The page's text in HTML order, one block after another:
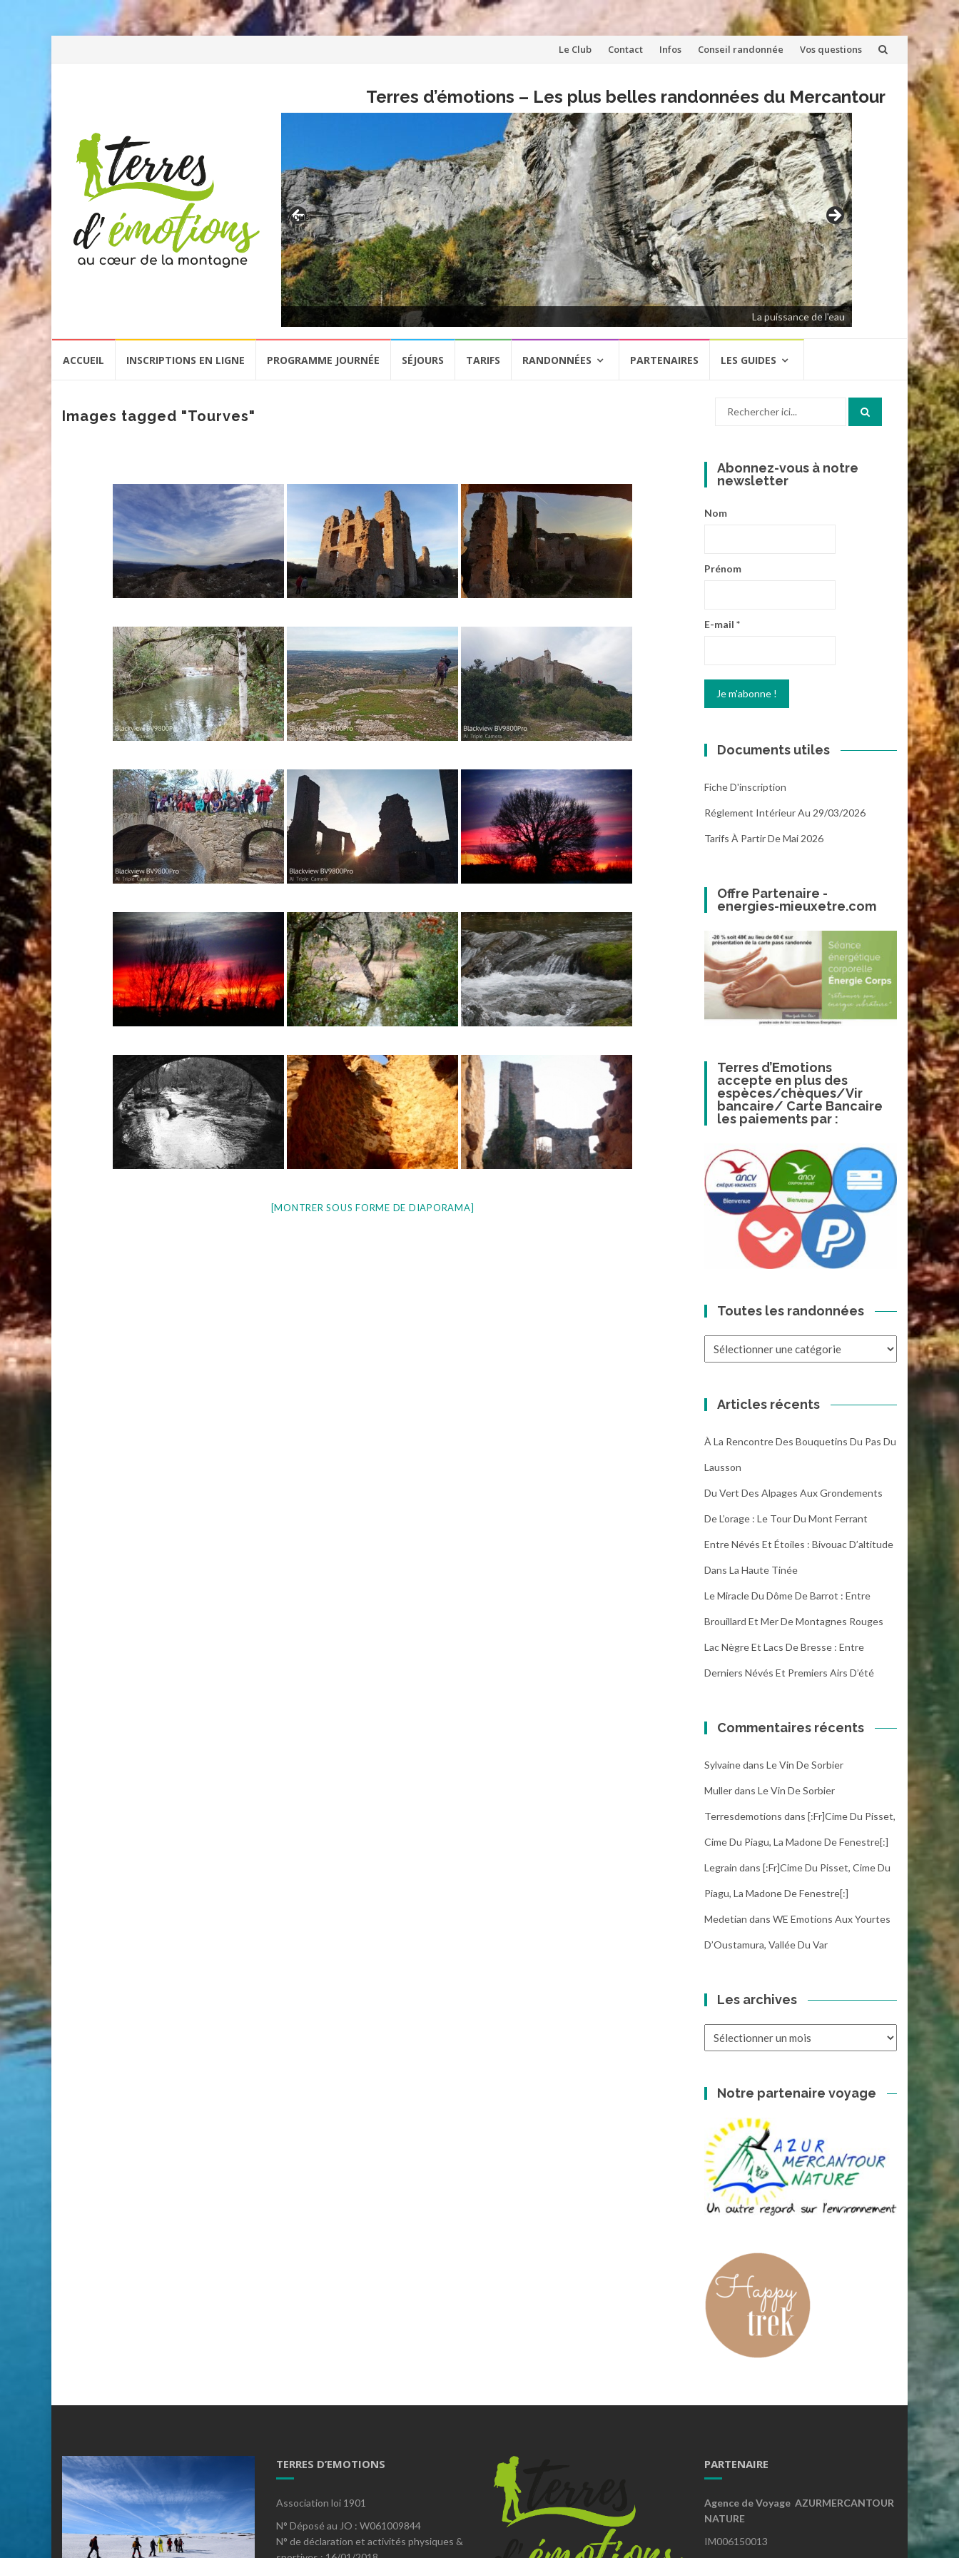
Aller
contenu
Le Club Contact Infos Conseil randonnée Vos questions
Terres d’émotions – Les plus belles randonnées du Mercantour
La puissance de l'eau
Previous
ACCUEIL INSCRIPTIONS EN LIGNE PROGRAMME JOURNÉE SÉJOURS TARIFS RANDONNÉES PARTENAIRES LES GUIDES
Images tagged "Tourves"
[MONTRER SOUS FORME DE DIAPORAMA]
Abonnez-vous à notre
newsletter
Nom
Prénom
E-mail *
Documents utiles
Fiche D'inscription
Réglement Intérieur Au 29/03/2026
Tarifs À Partir De Mai 2026
Offre Partenaire -
energies-mieuxetre.com
Terres d’Emotions
accepte en plus des
espèces/chèques/Vir
bancaire/ Carte Bancaire
les paiements par :
Toutes les randonnées
Articles récents
À La Rencontre Des Bouquetins Du Pas Du
Lausson
Du Vert Des Alpages Aux Grondements
De L’orage : Le Tour Du Mont Ferrant
Entre Névés Et Étoiles : Bivouac D’altitude
Dans La Haute Tinée
Le Miracle Du Dôme De Barrot : Entre
Brouillard Et Mer De Montagnes Rouges
Lac Nègre Et Lacs De Bresse : Entre
Derniers Névés Et Premiers Airs D’été
Commentaires récents
Sylvainedans Le Vin De Sorbier
Mullerdans Le Vin De Sorbier
Terresdemotions dans [:fr]Cime Du Pisset,
Cime Du Piagu, La Madone De Fenestre[:]
Legrain dans [:fr]Cime Du Pisset, Cime Du
Piagu, La Madone De Fenestre[:]
Medetian dans WE Emotions Aux Yourtes
D’Oustamura, Vallée Du Var
Les archives
Notre partenaire voyage
TERRES D’EMOTIONS
Association loi 1901
N° Déposé au JO : W061009844
N° de déclaration et activités physiques &
PARTENAIRE
Agence de Voyage AZURMERCANTOUR
NATURE
IM006150013